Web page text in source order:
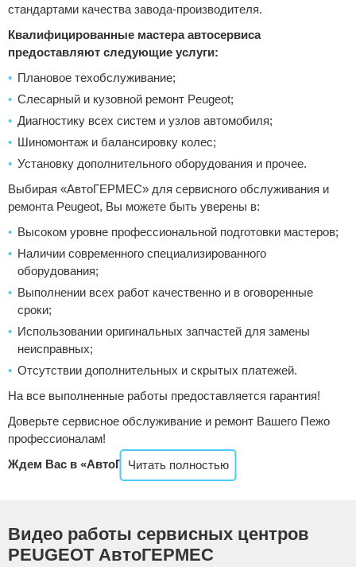
стандартами качества завода-производителя.
Квалифицированные мастера автосервиса
предоставляют следующие услуги:
Плановое техобслуживание;
Слесарный и кузовной ремонт Peugeot;
Диагностику всех систем и узлов автомобиля;
Шиномонтаж и балансировку колес;
Установку дополнительного оборудования и прочее.
Выбирая «АвтоГЕРМЕС» для сервисного обслуживания и
ремонта Peugeot, Вы можете быть уверены в:
Высоком уровне профессиональной подготовки мастеров;
Наличии современного специализированного
оборудования;
Выполнении всех работ качественно и в оговоренные
сроки;
Использовании оригинальных запчастей для замены
неисправных;
Отсутствии дополнительных и скрытых платежей.
На все выполненные работы предоставляется гарантия!
Доверьте сервисное обслуживание и ремонт Вашего Пежо
профессионалам!
Ждем Вас в «АвтоГЕРМЕС»!Читать полностью
Видео работы сервисных центров
PEUGEOT АвтоГЕРМЕС